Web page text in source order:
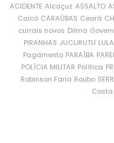
ACIDENTE Alcaçuz ASSALTO
Caicó CARAÚBAS Ceará
currais novos Dilma
PIRANHAS JUCURUTU LULA
Pagamento PARAÍBA
POLÍCIA MILITAR Política
Robinson Faria Roubo
Costa